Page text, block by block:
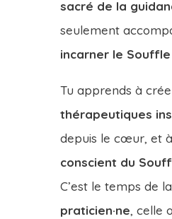
sacré de la
seulement
incarner le
Tu apprends à
thérapeutiques
depuis le cœur, et
conscient du
C’est le temps de
praticien·ne, celle